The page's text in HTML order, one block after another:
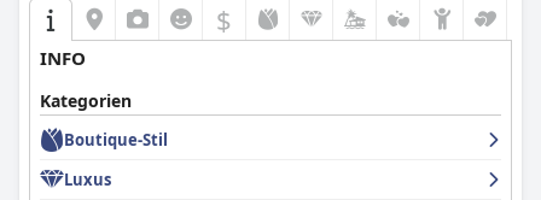
$
INFO
Kategorien
Boutique-Stil
Luxus